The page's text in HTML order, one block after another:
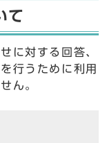
て
に対する回答、
行うために利用
ん。